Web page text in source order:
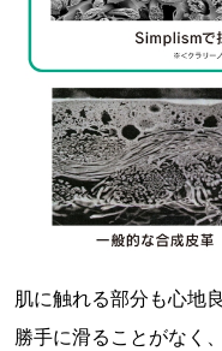
肌に触れる部分も心地
勝手に滑ることがなく